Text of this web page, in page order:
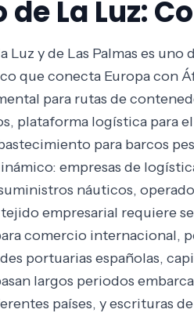
de La Luz:
Luz y de Las Palmas es
que conecta Europa con
para rutas de
plataforma logística para
para barcos
empresas de
náuticos,
empresarial requiere
comercio internacional,
portuarias españolas,
largos periodos
países, y escrituras